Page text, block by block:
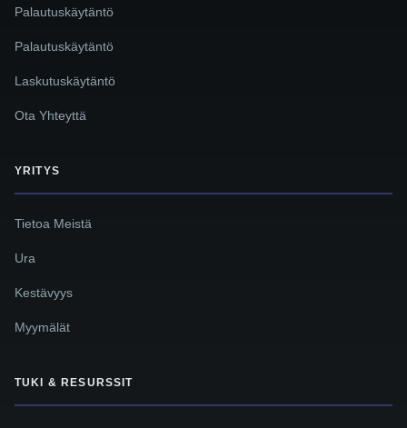
Palautuskäytäntö
Palautuskäytäntö
Laskutuskäytäntö
Ota Yhteyttä
YRITYS
Tietoa Meistä
Ura
Kestävyys
Myymälät
TUKI & RESURSSIT